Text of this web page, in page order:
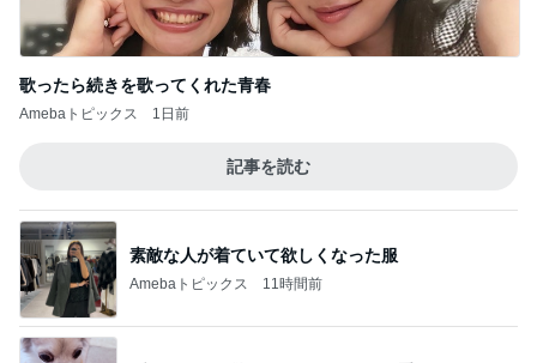
歌ったら続きを歌ってくれた青春
Amebaトピックス 1日前
記事を読む
素敵な人が着ていて欲しくなった服
Amebaトピックス 11時間前